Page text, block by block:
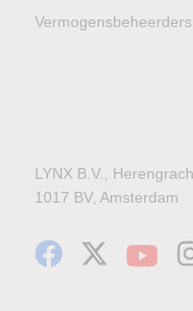
Vermogensbeheerders
LYNX B.V.,
1017 BV, Amsterdam